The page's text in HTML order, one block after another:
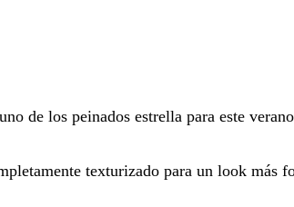
de los peinados estrella para este
texturizado para un look